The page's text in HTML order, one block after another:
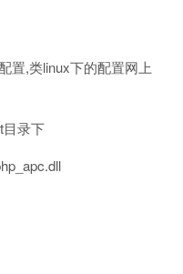
置,类linux下的配置网上
目录下